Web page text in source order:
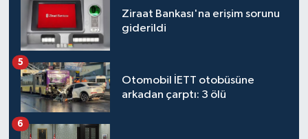
Ziraat Bankası'na erişim sorunu
giderildi
Otomobil İETT otobüsüne
arkadan çarptı: 3 ölü
5
6